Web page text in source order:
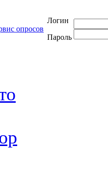
Логин
Пароль